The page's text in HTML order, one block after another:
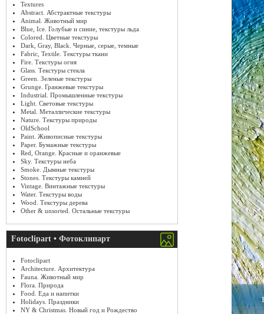
Textures
Abstract. Абстрактные текстуры
Animal. Животный мир
Blue, Ice. Голубые и синие, текстуры льда
Colored. Цветные текстуры
Dark, Gray, Black. Черные, серые, темные
Fabric, Textile. Текстуры ткани
Fire. Текстуры огня
Glass. Текстуры стекла
Green. Зеленые текстуры
Grunge. Гранжевые текстуры
Industrial. Промышленные текстуры
Light. Световые текстуры
Metal. Металлические текстуры
Nature. Текстуры природы
OldSchool
Paint. Живописные текстуры
Paper. Бумажные текстуры
Red, Orange. Красные и оранжевые
Sky. Текстуры неба
Smoke. Дымные текстуры
Stones. Текстуры камней
Vintage. Винтажные текстуры
Water. Текстуры воды
Wood. Текстуры дерева
Other & unsorted. Остальные текстуры
Fotoclipart • Фотоклипарт
Fotoclipart
Architecture. Архитектура
Fauna. Животный мир
Flora. Природа
Food. Еда и напитки
Holidays. Праздники
NY & Christmas. Новый год и Рождество